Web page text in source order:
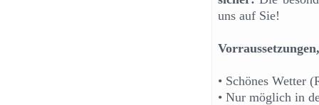
uns auf Sie!
• Schönes Wetter
• Nur möglich in